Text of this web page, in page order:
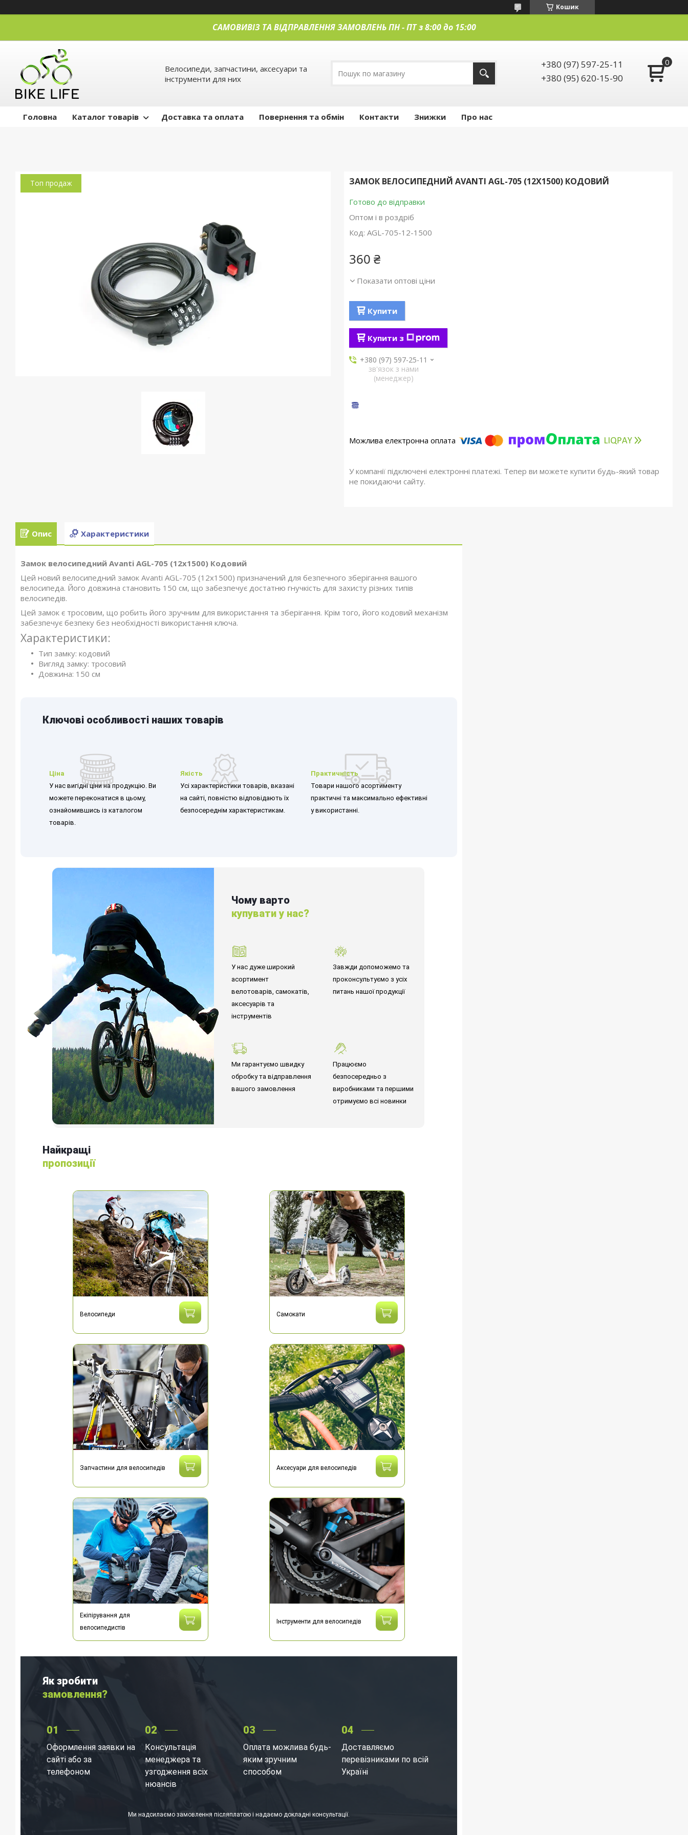
Кошик
САМОВИВІЗ ТА ВІДПРАВЛЕННЯ ЗАМОВЛЕНЬ ПН - ПТ з 8:00 до 15:00
Велосипеди, запчастини, аксесуари та
інструменти для них
+380 (97) 597-25-11
+380 (95) 620-15-90
Головна Каталог товарів Доставка та оплата Повернення та обмін Контакти Знижки Про нас
Топ продаж ЗАМОК ВЕЛОСИПЕДНИЙ AVANTI AGL-705 (12X1500) КОДОВИЙ
Готово до відправки
Оптом і в роздріб
Код: AGL-705-12-1500
360 ₴
Показати оптові ціни
Купити
Купити з
+380 (97) 597-25-11
зв'язок з нами
(менеджер)
У компанії підключені електронні платежі. Тепер ви можете купити будь-який товар
не покидаючи сайту.
Опис Характеристики
Замок велосипедний Avanti AGL-705 (12x1500) Кодовий
Цей новий велосипедний замок Avanti AGL-705 (12x1500) призначений для безпечного зберігання вашого
велосипеда. Його довжина становить 150 см, що забезпечує достатню гнучкість для захисту різних типів
велосипедів.
Цей замок є тросовим, що робить його зручним для використання та зберігання. Крім того, його кодовий механізм
забезпечує безпеку без необхідності використання ключа.
Характеристики:
Тип замку: кодовий
Вигляд замку: тросовий
Довжина: 150 см
Ключові особливості наших товарів
Ціна
У нас вигідні ціни на продукцію. Ви
можете переконатися в цьому,
ознайомившись із каталогом
товарів.
Якість
Усі характеристики товарів, вказані
на сайті, повністю відповідають їх
безпосереднім характеристикам.
Практичність
Товари нашого асортименту
практичні та максимально ефективні
у використанні.
Чому варто
купувати у нас?
У нас дуже широкий
асортимент
велотоварів, самокатів,
аксесуарів та
інструментів
Завжди допоможемо та
проконсультуємо з усіх
питань нашої продукції
Ми гарантуємо швидку
обробку та відправлення
вашого замовлення
Працюємо
безпосередньо з
виробниками та першими
отримуємо всі новинки
Найкращі
пропозиції
Велосипеди Самокати
Запчастини для велосипедів Аксесуари для велосипедів
Екіпірування для
велосипедистів
Інструменти для велосипедів
Як зробити
замовлення?
01
Оформлення заявки на
сайті або за
телефоном
02
Консультація
менеджера та
узгодження всіх
нюансів
03
Оплата можлива будь-
яким зручним
способом
04
Доставляємо
перевізниками по всій
Україні
Ми надсилаємо замовлення післяплатою і надаємо докладні консультації.